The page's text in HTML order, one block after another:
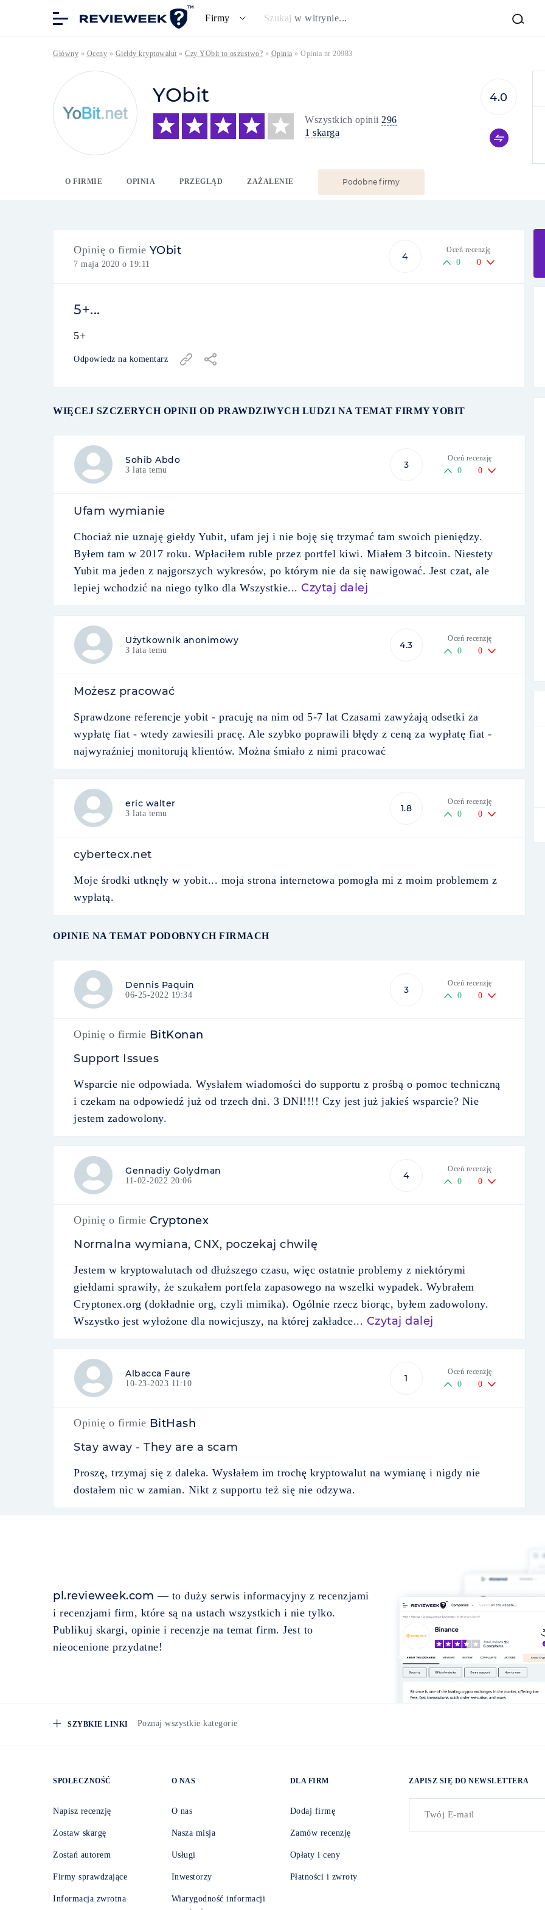
Firmy Szukaj w witrynie...
Główny » Oceny » Giełdy kryptowalut » Czy YObit to oszustwo? » Opinia » Opinia nr 20983
YObit
Wszystkich opinii 296
1 skarga
4.0
O FIRMIE OPINIA PRZEGLĄD ZAŻALENIE Podobne firmy
Opinię o firmie YObit
7 maja 2020 o 19:11
4
Oceń recenzję
0 0
5+...
5+
Odpowiedz na komentarz
WIĘCEJ SZCZERYCH OPINII OD PRAWDZIWYCH LUDZI NA TEMAT FIRMY YOBIT
Sohib Abdo
3 lata temu 3
Oceń recenzję
0 0
Ufam wymianie
Chociaż nie uznaję giełdy Yubit, ufam jej i nie boję się trzymać tam swoich pieniędzy.
Byłem tam w 2017 roku. Wpłaciłem ruble przez portfel kiwi. Miałem 3 bitcoin. Niestety
Yubit ma jeden z najgorszych wykresów, po którym nie da się nawigować. Jest czat, ale
lepiej wchodzić na niego tylko dla Wszystkie... Czytaj dalej
Użytkownik anonimowy
3 lata temu 4.3
Oceń recenzję
0 0
Możesz pracować
Sprawdzone referencje yobit - pracuję na nim od 5-7 lat Czasami zawyżają odsetki za
wypłatę fiat - wtedy zawiesili pracę. Ale szybko poprawili błędy z ceną za wypłatę fiat -
najwyraźniej monitorują klientów. Można śmiało z nimi pracować
eric walter
3 lata temu 1.8
Oceń recenzję
0 0
cybertecx.net
Moje środki utknęły w yobit... moja strona internetowa pomogła mi z moim problemem z
wypłatą.
OPINIE NA TEMAT PODOBNYCH FIRMACH
Dennis Paquin
06-25-2022 19:34 3
Oceń recenzję
0 0
Opinię o firmie BitKonan
Support Issues
Wsparcie nie odpowiada. Wysłałem wiadomości do supportu z prośbą o pomoc techniczną
i czekam na odpowiedź już od trzech dni. 3 DNI!!!! Czy jest już jakieś wsparcie? Nie
jestem zadowolony.
Gennadiy Golydman
11-02-2022 20:06 4
Oceń recenzję
0 0
Opinię o firmie Cryptonex
Normalna wymiana, CNX, poczekaj chwilę
Jestem w kryptowalutach od dłuższego czasu, więc ostatnie problemy z niektórymi
giełdami sprawiły, że szukałem portfela zapasowego na wszelki wypadek. Wybrałem
Cryptonex.org (dokładnie org, czyli mimika). Ogólnie rzecz biorąc, byłem zadowolony.
Wszystko jest wyłożone dla nowicjuszy, na której zakładce... Czytaj dalej
Albacca Faure
10-23-2023 11:10 1
Oceń recenzję
0 0
Opinię o firmie BitHash
Stay away - They are a scam
Proszę, trzymaj się z daleka. Wysłałem im trochę kryptowalut na wymianę i nigdy nie
dostałem nic w zamian. Nikt z supportu też się nie odzywa.
pl.revieweek.com — to duży serwis informacyjny z recenzjami
i recenzjami firm, które są na ustach wszystkich i nie tylko.
Publikuj skargi, opinie i recenzje na temat firm. Jest to
nieocenione przydatne!
SZYBKIE LINKI Poznaj wszystkie kategorie
SPOŁECZNOŚĆ
Napisz recenzję
Zostaw skargę
Zostań autorem
Firmy sprawdzające
Informacja zwrotna
O NAS
O nas
Nasza misja
Usługi
Inwestorzy
Wiarygodność informacji
DLA FIRM
Dodaj firmę
Zamów recenzję
Opłaty i ceny
Płatności i zwroty
ZAPISZ SIĘ DO NEWSLETTERA